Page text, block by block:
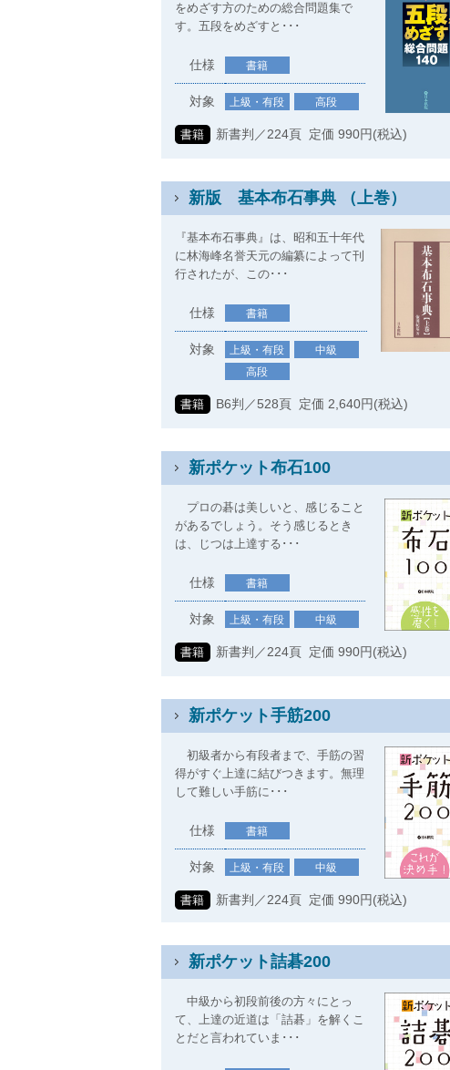
をめざす方のための総合問題集で
す。五段をめざすと･･･
仕様 書籍
対象 上級・有段 高段
書籍 新書判／224頁 定価 990円(税込)
新版 基本布石事典 （上巻）
『基本布石事典』は、昭和五十年代
に林海峰名誉天元の編纂によって刊
行されたが、この･･･
仕様 書籍
対象 上級・有段
中級
高段
書籍 B6判／528頁 定価 2,640円(税込)
新ポケット布石100
プロの碁は美しいと、感じること
があるでしょう。そう感じるとき
は、じつは上達する･･･
仕様 書籍
対象 上級・有段 中級
書籍 新書判／224頁 定価 990円(税込)
新ポケット手筋200
初級者から有段者まで、手筋の習
得がすぐ上達に結びつきます。無理
して難しい手筋に･･･
仕様 書籍
対象 上級・有段 中級
書籍 新書判／224頁 定価 990円(税込)
新ポケット詰碁200
中級から初段前後の方々にとっ
て、上達の近道は「詰碁」を解くこ
とだと言われていま･･･